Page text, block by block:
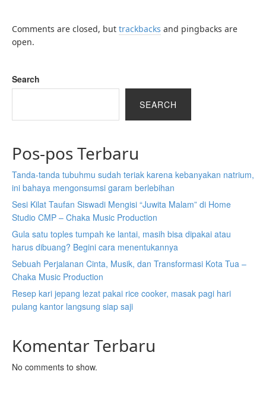
Comments are closed, but trackbacks and pingbacks are
open.
Search
SEARCH
Pos-pos Terbaru
Tanda-tanda tubuhmu sudah teriak karena kebanyakan natrium,
ini bahaya mengonsumsi garam berlebihan
Sesi Kilat Taufan Siswadi Mengisi “Juwita Malam” di Home
Studio CMP – Chaka Music Production
Gula satu toples tumpah ke lantai, masih bisa dipakai atau
harus dibuang? Begini cara menentukannya
Sebuah Perjalanan Cinta, Musik, dan Transformasi Kota Tua –
Chaka Music Production
Resep kari jepang lezat pakai rice cooker, masak pagi hari
pulang kantor langsung siap saji
Komentar Terbaru
No comments to show.